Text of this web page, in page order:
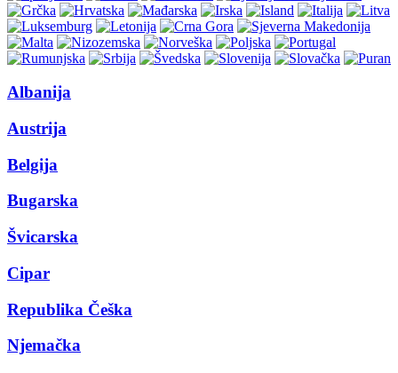
Albanija
Austrija
Belgija
Bugarska
Švicarska
Cipar
Republika Češka
Njemačka